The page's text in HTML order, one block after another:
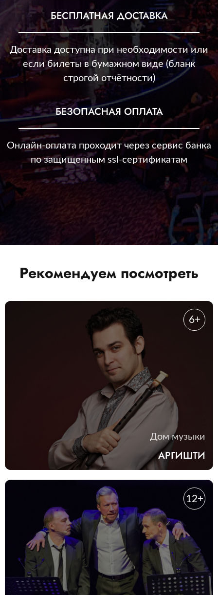
БЕСПЛАТНАЯ ДОСТАВКА
Доставка доступна при необходимости или
если билеты в бумажном виде (бланк
строгой отчётности)
БЕЗОПАСНАЯ ОПЛАТА
Онлайн-оплата проходит через сервис банка
по защищенным ssl-сертификатам
Рекомендуем посмотреть
6+
Дом музыки
АРГИШТИ
12+